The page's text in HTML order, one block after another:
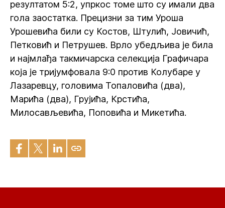
резултатом 5:2, упркос томе што су имали два
гола заостатка. Прецизни за тим Уроша
Урошевића били су Костов, Штулић, Јовичић,
Петковић и Петрушев. Врло убедљива је била
и најмлађа такмичарска селекција Графичара
која је тријумфовала 9:0 против Колубаре у
Лазаревцу, головима Топаловића (два),
Марића (два), Грујића, Крстића,
Милосављевића, Поповића и Микетића.